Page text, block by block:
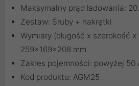
Maksymalny prąd ładowania:
Zestaw: Śruby + nakrętki
Wymiary (długość x szerokość
259x169x208 mm
Zakres pojemności: powyżej 50
Kod produktu: AGM25